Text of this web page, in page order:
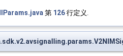
第 126行定义.